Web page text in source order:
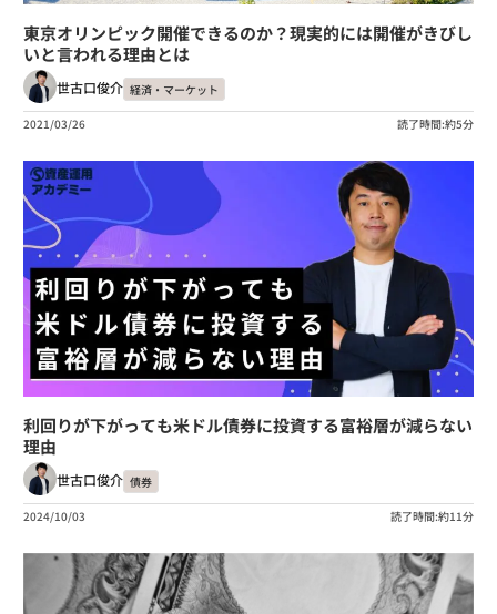
東京オリンピック開催できるのか？現実的には開催がきびし
いと言われる理由とは
世古口俊介 経済・マーケット
2021/03/26 読了時間:約5分
利回りが下がっても米ドル債券に投資する富裕層が減らない
理由
世古口俊介 債券
2024/10/03 読了時間:約11分